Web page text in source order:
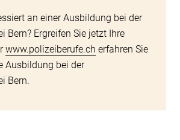
an einer Ausbildung bei der
Bern? Ergreifen Sie jetzt Ihre
www.polizeiberufe.ch erfahren Sie
Ausbildung bei der
Bern.